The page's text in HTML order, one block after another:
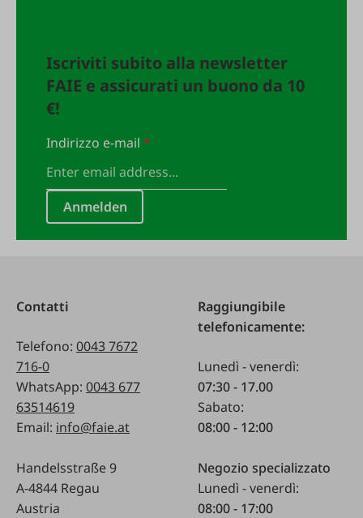
Iscriviti subito alla newsletter
FAIE e assicurati un buono da 10
€!
Indirizzo e-mail*
Anmelden
Contatti
Telefono: 0043 7672
716-0
WhatsApp: 0043 677
63514619
Email: info@faie.at
Handelsstraße 9
A-4844 Regau
Austria
Raggiungibile
telefonicamente:
Lunedì - venerdì:
07:30 - 17.00
Sabato:
08:00 - 12:00
Negozio specializzato
Lunedì - venerdì:
08:00 - 17:00